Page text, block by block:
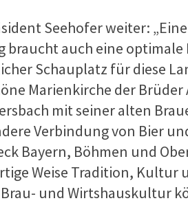
Seehofer weiter:
braucht auch eine optimale
Schauplatz für diese
Marienkirche der Brüder
mit seiner alten
Verbindung von Bier
Bayern, Böhmen und
Weise Tradition, Kultur
Brau- und Wirtshauskultur